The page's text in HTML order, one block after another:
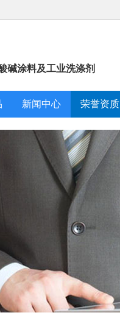
碱涂料及工业洗涤剂
新闻中心 荣誉资质